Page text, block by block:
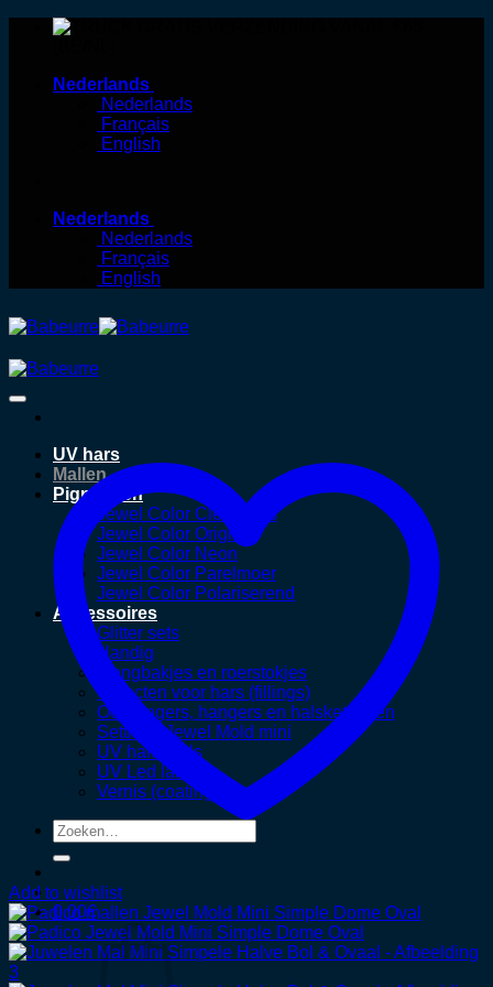
Nederlands
Nederlands
Français
English
Nederlands
Nederlands
Français
English
UV hars
Mallen
Pigmenten
Jewel Color Clear Sets
Jewel Color Original
Jewel Color Neon
Jewel Color Parelmoer
Jewel Color Polariserend
Accessoires
Glitter sets
Handig
Mengbakjes en roerstokjes
Objecten voor hars (fillings)
Oorhangers, hangers en halskettingen
Settings Jewel Mold mini
UV hars tools
UV Led lampen
Vernis (coating)
Zoeken
naar:
0,00€
Add to wishlist